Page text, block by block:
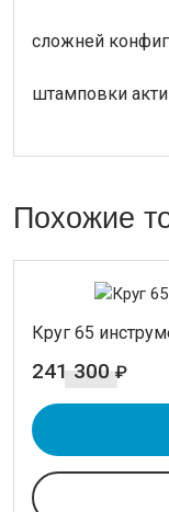
сложней
штамповки
Похожие
Круг 65
241 300 ₽